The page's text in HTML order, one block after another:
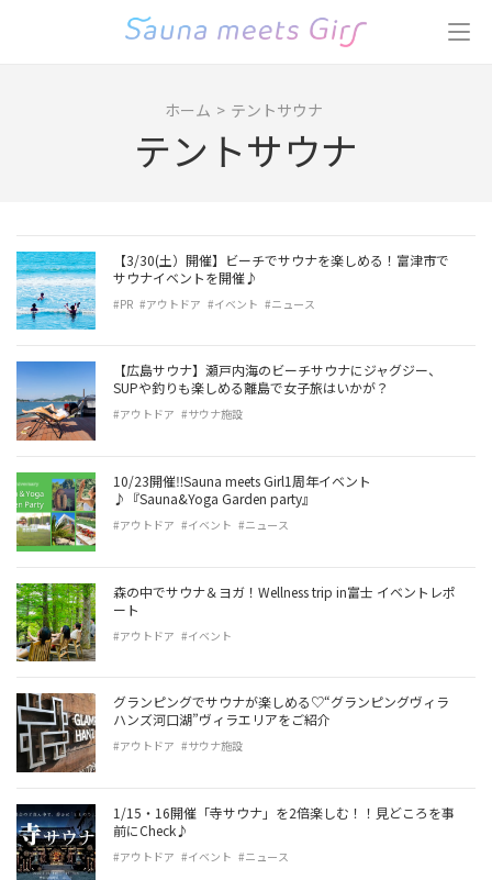
(Enter
す)
ホーム > テントサウナ
テントサウナ
【3/30(土）開催】ビーチでサウナを楽しめる！富津市で
サウナイベントを開催♪
#PR #アウトドア #イベント #ニュース
【広島サウナ】瀬戸内海のビーチサウナにジャグジー、
SUPや釣りも楽しめる離島で女子旅はいかが？
#アウトドア #サウナ施設
10/23開催‼︎Sauna meets Girl1周年イベント
♪『Sauna&Yoga Garden party』
#アウトドア #イベント #ニュース
森の中でサウナ＆ヨガ！Wellness trip in富士 イベントレポ
ート
#アウトドア #イベント
グランピングでサウナが楽しめる♡“グランピングヴィラ
ハンズ河口湖”ヴィラエリアをご紹介
#アウトドア #サウナ施設
1/15・16開催「寺サウナ」を2倍楽しむ！！見どころを事
前にCheck♪
#アウトドア #イベント #ニュース